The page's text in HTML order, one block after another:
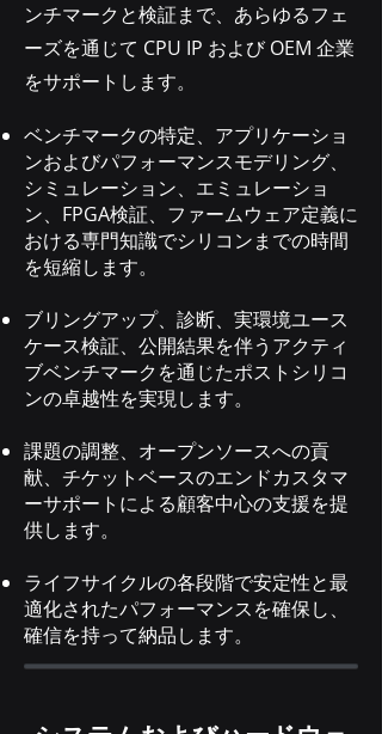
ンチマークと検証まで、あらゆるフェ
ーズを通じて CPU IP および OEM 企業
をサポートします。
ベンチマークの特定、アプリケーショ
ンおよびパフォーマンスモデリング、
シミュレーション、エミュレーショ
ン、FPGA検証、ファームウェア定義に
おける専門知識でシリコンまでの時間
を短縮します。
ブリングアップ、診断、実環境ユース
ケース検証、公開結果を伴うアクティ
ブベンチマークを通じたポストシリコ
ンの卓越性を実現します。
課題の調整、オープンソースへの貢
献、チケットベースのエンドカスタマ
ーサポートによる顧客中心の支援を提
供します。
ライフサイクルの各段階で安定性と最
適化されたパフォーマンスを確保し、
確信を持って納品します。